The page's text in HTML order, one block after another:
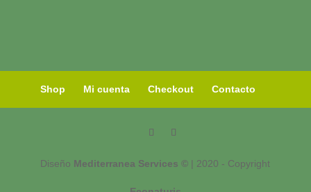
Shop Mi cuenta Checkout Contacto
Diseño Mediterranea Services © | 2020 - Copyright